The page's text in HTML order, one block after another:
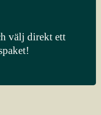
välj direkt ett